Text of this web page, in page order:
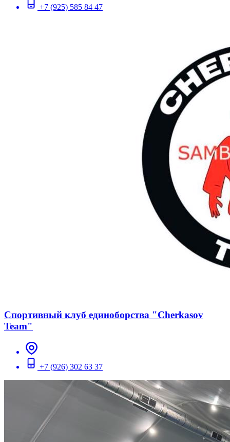
+7 (925) 585 84 47
Спортивный клуб единоборства "Cherkasov
Team"
+7 (926) 302 63 37